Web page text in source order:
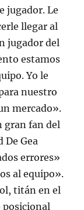
jugador. Le
llegar al
jugador del
estamos
Yo le
nuestro
mercado».
gran fan del
De Gea
errores»
al equipo».
titán en el
posicional